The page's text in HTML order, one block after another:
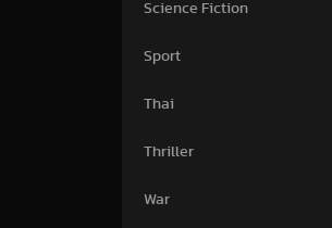
Science Fiction
Sport
Thai
Thriller
War